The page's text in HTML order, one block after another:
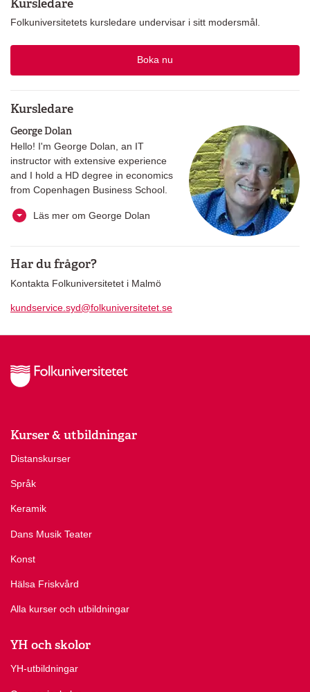
Folkuniversitetets kursledare undervisar i sitt modersmål.
Boka nu
Kursledare
George Dolan
Hello! I'm George Dolan, an IT
instructor with extensive experience
and I hold a HD degree in economics
from Copenhagen Business School.
Läs mer om George Dolan
Har du frågor?
Kontakta Folkuniversitetet i Malmö
kundservice.syd@folkuniversitetet.se
Kurser & utbildningar
Distanskurser
Språk
Keramik
Dans Musik Teater
Konst
Hälsa Friskvård
Alla kurser och utbildningar
YH och skolor
YH-utbildningar